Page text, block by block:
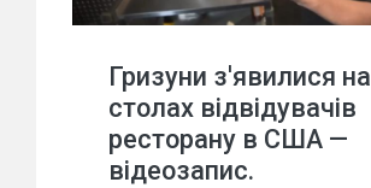
Гризуни з'явилися на
столах відвідувачів
ресторану в США —
відеозапис.